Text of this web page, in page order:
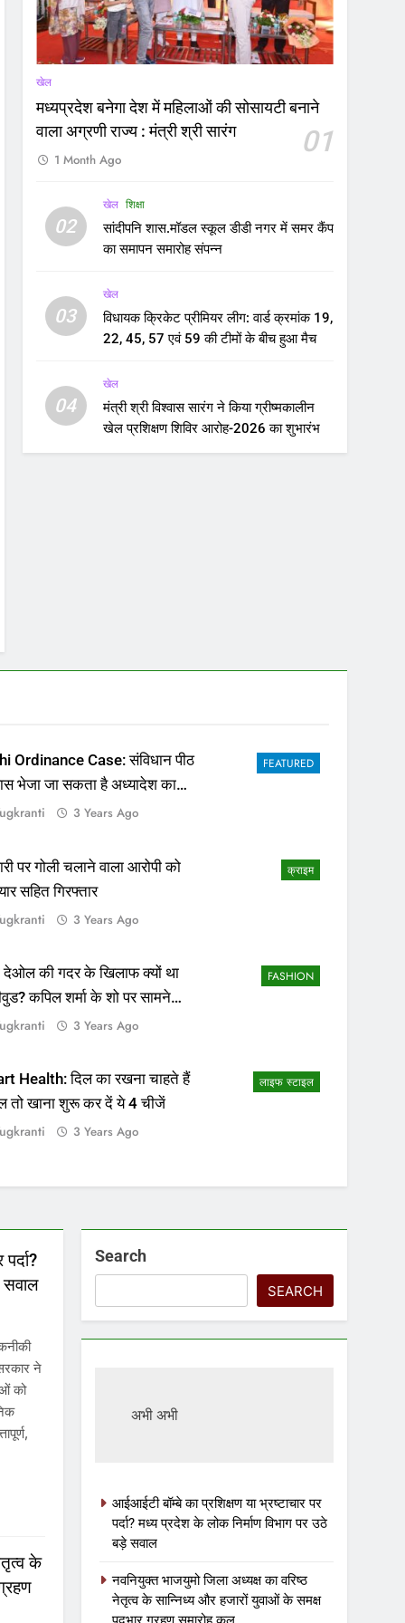
खेल
मध्यप्रदेश बनेगा देश में महिलाओं की सोसायटी बनाने
वाला अग्रणी राज्य : मंत्री श्री सारंग
01
1 Month Ago
02
खेल शिक्षा
सांदीपनि शास.मॉडल स्कूल डीडी नगर में समर कैंप
का समापन समारोह संपन्न
03
खेल
विधायक क्रिकेट प्रीमियर लीग: वार्ड क्रमांक 19,
22, 45, 57 एवं 59 की टीमों के बीच हुआ मैच
04
खेल
मंत्री श्री विश्वास सारंग ने किया ग्रीष्मकालीन
खेल प्रशिक्षण शिविर आरोह-2026 का शुभारंभ
FEATURED
Ordinance Case: संविधान पीठ
भेजा जा सकता है अध्यादेश का
3 Years Ago
क्राइम
पर गोली चलाने वाला आरोपी को
सहित गिरफ्तार
3 Years Ago
FASHION
देओल की गदर के खिलाफ क्यों था
कपिल शर्मा के शो पर सामने
3 Years Ago
लाइफ स्टाइल
Health: दिल का रखना चाहते हैं
तो खाना शुरू कर दें ये 4 चीजें
3 Years Ago
सवाल
ने
को
के
Search
SEARCH
अभी अभी
आईआईटी बॉम्बे का प्रशिक्षण या भ्रष्टाचार पर
पर्दा? मध्य प्रदेश के लोक निर्माण विभाग पर उठे
बड़े सवाल
नवनियुक्त भाजयुमो जिला अध्यक्ष का वरिष्ठ
नेतृत्व के सान्निध्य और हजारों युवाओं के समक्ष